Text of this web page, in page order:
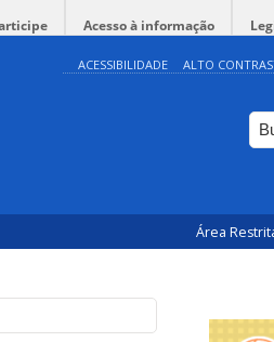
Acesso à informação
ACESSIBILIDADE ALTO
Área